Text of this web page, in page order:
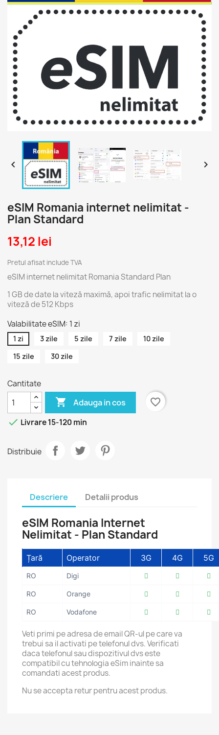
 
eSIM Romania internet nelimitat -
Plan Standard
13,12 lei
Pretul afisat include TVA
eSIM internet nelimitat Romania Standard Plan
1 GB de date la viteză maximă, apoi trafic nelimitat la o
viteză de 512 Kbps
Valabilitate eSIM: 1 zi
1 zi 3 zile 5 zile 7 zile
10 zile
15 zile
30 zile
Cantitate
 Adauga in cos
favorite_border
 Livrare 15-120 min
Distribuie
Descriere Detalii produs
eSIM Romania Internet
Nelimitat - Plan Standard
Țară Operator 3G 4G 5G
RO Digi
RO Orange
RO Vodafone
Veti primi pe adresa de email QR-ul pe care va
trebui sa il activati pe telefonul dvs. Verificati
daca telefonul sau dispozitivul dvs este
compatibil cu tehnologia eSim inainte sa
comandati acest produs.
Nu se accepta retur pentru acest produs.